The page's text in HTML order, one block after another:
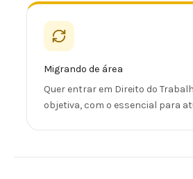
Migrando de área
Quer entrar em Direito do
objetiva, com o essencial para